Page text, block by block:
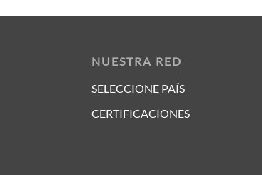
NUESTRA RED
SELECCIONE PAÍS
CERTIFICACIONES